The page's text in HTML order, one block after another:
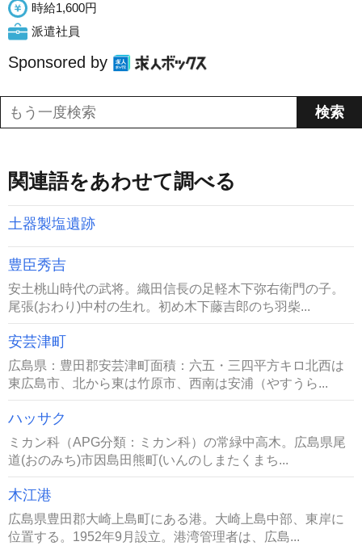
時給1,600円
派遣社員
Sponsored by
関連語をあわせて調べる
土器製塩遺跡
豊臣秀吉
安土桃山時代の武将。織田信長の足軽木下弥右衛門の子。
尾張(おわり)中村の生れ。初め木下藤吉郎のち羽柴...
安芸津町
広島県：豊田郡安芸津町面積：六五・三四平方キロ北西は
東広島市、北から東は竹原市、西南は安浦（やすうら...
ハッサク
ミカン科（APG分類：ミカン科）の常緑中高木。広島県尾
道(おのみち)市因島田熊町(いんのしまたくまち...
木江港
広島県豊田郡大崎上島町にある港。大崎上島中部、東岸に
位置する。1952年9月設立。港湾管理者は、広島...